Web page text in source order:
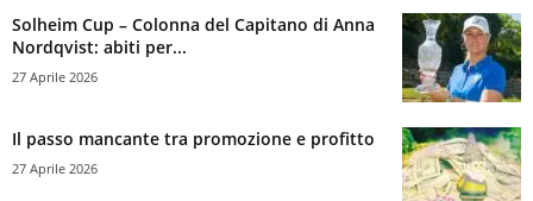
Solheim Cup – Colonna del Capitano di Anna
Nordqvist: abiti per...
27 Aprile 2026
Il passo mancante tra promozione e profitto
27 Aprile 2026